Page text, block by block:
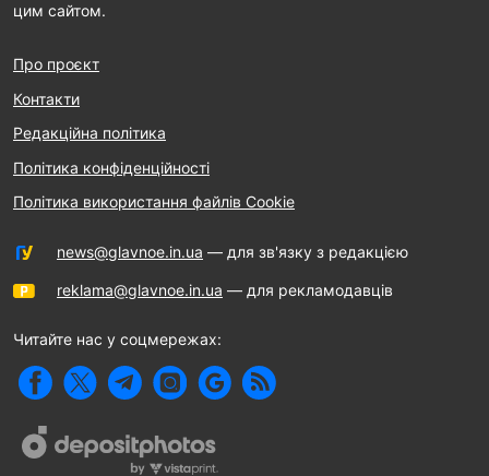
цим сайтом.
Про проєкт
Контакти
Редакційна політика
Політика конфіденційності
Політика використання файлів Cookie
news@glavnoe.in.ua — для зв'язку з редакцією
reklama@glavnoe.in.ua — для рекламодавців
Читайте нас у соцмережах: